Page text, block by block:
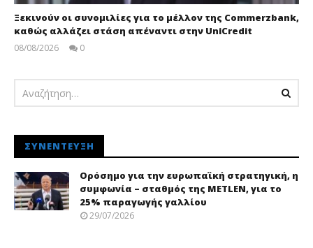
Ξεκινούν οι συνομιλίες για το μέλλον της Commerzbank,
καθώς αλλάζει στάση απέναντι στην UniCredit
08/08/2026
0
ΣΥΝΈΝΤΕΥΞΗ
Ορόσημο για την ευρωπαϊκή στρατηγική, η
συμφωνία – σταθμός της METLEN, για το
25% παραγωγής γαλλίου
29/07/2026